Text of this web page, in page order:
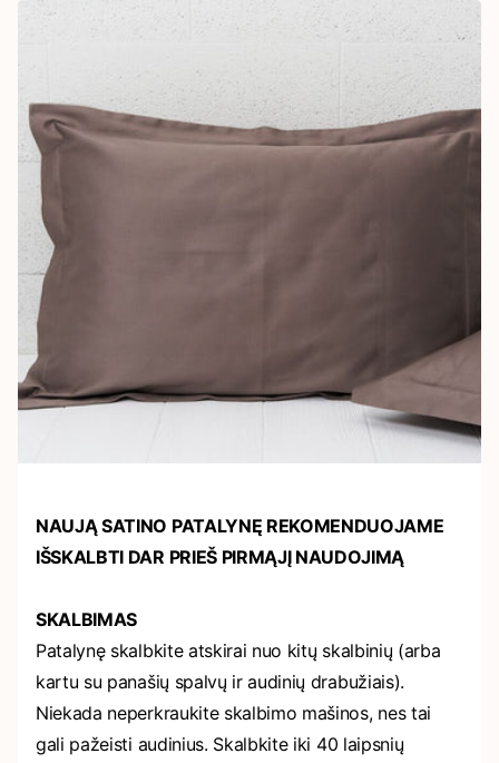
NAUJĄ SATINO PATALYNĘ REKOMENDUOJAME
IŠSKALBTI DAR PRIEŠ PIRMĄJĮ NAUDOJIMĄ
SKALBIMAS
Patalynę skalbkite atskirai nuo kitų skalbinių (arba
kartu su panašių spalvų ir audinių drabužiais).
Niekada neperkraukite skalbimo mašinos, nes tai
gali pažeisti audinius. Skalbkite iki 40 laipsnių